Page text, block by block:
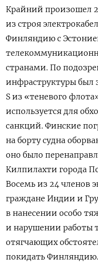
Крайний произошел
из строя
Финляндию с
странами. По
инфраструктуры был
S из «теневого
используется для
санкций. Финские
на борту судна
оно было
Килпилахти города
Восемь из 24 членов
граждане Индии и
в нанесении особо
и нарушении работы
отягчающих
покидать Финляндию.